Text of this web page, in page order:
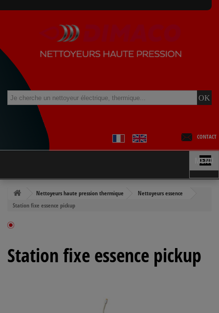
CONTACT
MENU
Nettoyeurs haute pression thermique
Nettoyeurs essence
Station fixe essence pickup
Station fixe essence pickup